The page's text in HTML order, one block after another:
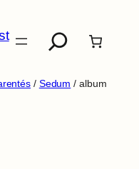
/ Sedum / album